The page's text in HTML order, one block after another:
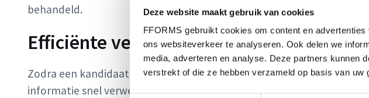
Deze website maakt gebruik van cookies
FFORMS gebruikt cookies om content en
ons websiteverkeer te analyseren. Ook delen we
media, adverteren en analyse. Deze partners kunnen
verstrekt of die ze hebben verzameld op basis van uw
behandeld.
Efficiënte verwerking en beoordeling
Zodra een kandidaat zijn of haar screeningsformulier heeft ingediend,
informatie snel verwerken en beoordelen. FFORMS kan worden